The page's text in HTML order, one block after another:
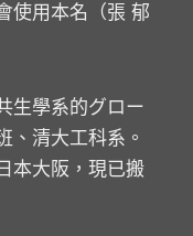
使用本名（張 郁
生學系的グロー
、清大工科系。
本大阪，現已搬